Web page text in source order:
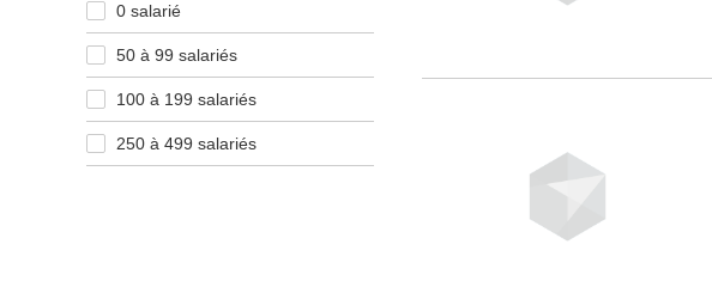
0 salarié
50 à 99 salariés
100 à 199 salariés
250 à 499 salariés